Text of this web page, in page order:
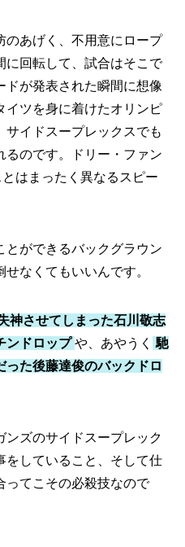
のあげく、不用意にロープ
に回転して、試合はそこで
ドが発表された瞬間に想像
イツを身に着けたオリンピ
サイドスープレックスでも
るのです。ドリー・ファン
はまったく異なるスピー
とができるバックグラウン
なくてもいいんです。
神させてしまった石川敬志
ンドロップ や、あやうく 馳
た後藤達俊のバックドロ
ズのサイドスープレック
をしていること、そして仕
ってこその必殺技なので